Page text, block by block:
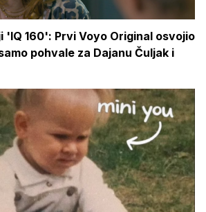
'IQ 160': Prvi Voyo Original osvojio
pohvale za Dajanu Čuljak i